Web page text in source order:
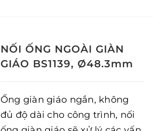
NỐI ỐNG NGOÀI GIÀN
GIÁO BS1139, Ø48.3mm
Ống giàn giáo ngắn, không
đủ độ dài cho công trình, nối